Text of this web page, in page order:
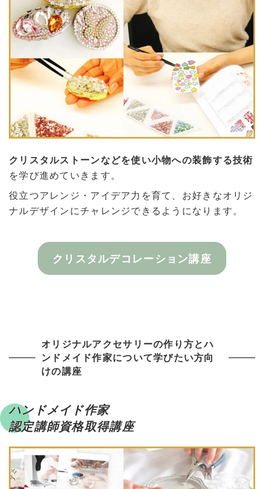
クリスタルストーンなどを使い小物への装飾する技術
を学び進めていきます。
役立つアレンジ・アイデア力を育て、お好きなオリジ
ナルデザインにチャレンジできるようになります。
クリスタルデコレーション講座
オリジナルアクセサリーの作り方とハ
ンドメイド作家について学びたい方向
けの講座
ハンドメイド作家
認定講師資格取得講座